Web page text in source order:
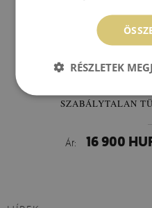
SZABÁLYTALAN
Ár: 16 900
RÉSZLETEK